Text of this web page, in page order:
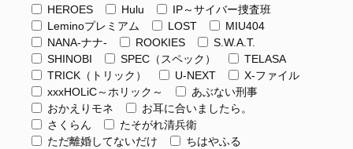
HEROES
Hulu
IP～サイバー捜査班
Leminoプレミアム
LOST
MIU404
NANA-ナナ-
ROOKIES
S.W.A.T.
SHINOBI
SPEC（スペック）
TELASA
TRICK（トリック）
U-NEXT
X-ファイル
xxxHOLiC～ホリック～
あぶない刑事
おかえりモネ
お耳に合いましたら。
さくらん
たそがれ清兵衛
ただ離婚してないだけ
ちはやふる